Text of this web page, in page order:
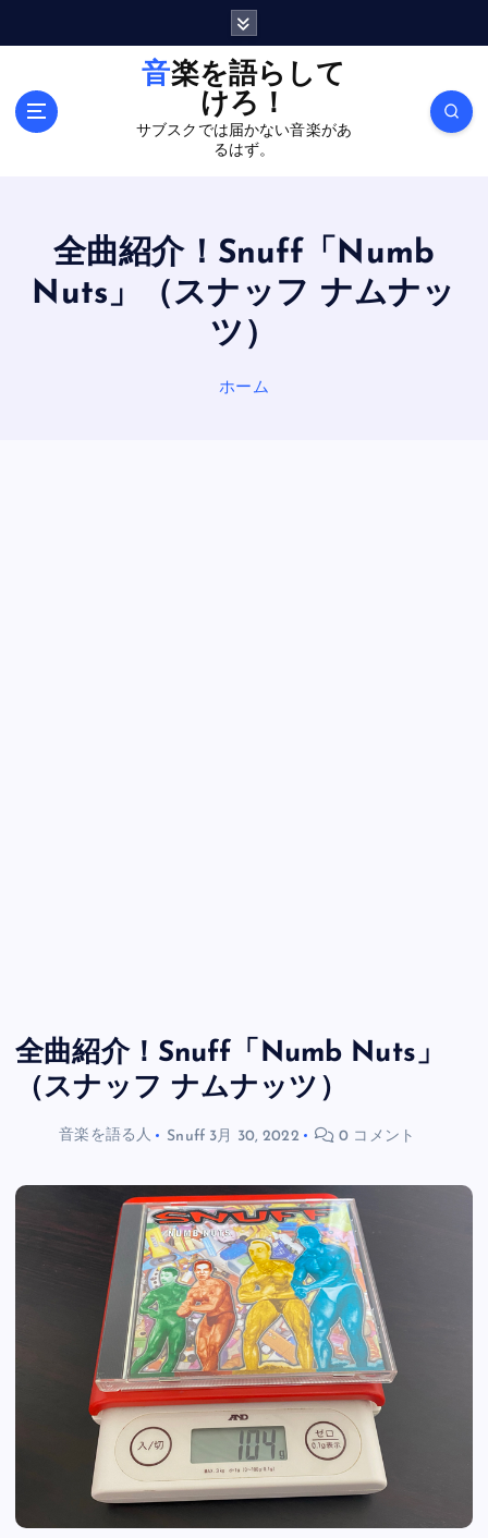
音楽を語らして
けろ！
サブスクでは届かない音楽があ
るはず。
全曲紹介！Snuff「Numb
Nuts」（スナッフ ナムナッ
ツ）
ホーム
全曲紹介！Snuff「Numb Nuts」
（スナッフ ナムナッツ）
音楽を語る人 Snuff 3月 30, 2022 0 コメント